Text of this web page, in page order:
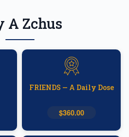
A Zchus
FRIENDS — A Daily Dose
$360.00